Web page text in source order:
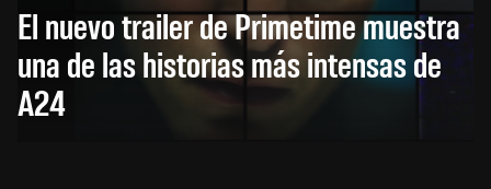
El nuevo trailer de Primetime muestra
una de las historias más intensas de
A24